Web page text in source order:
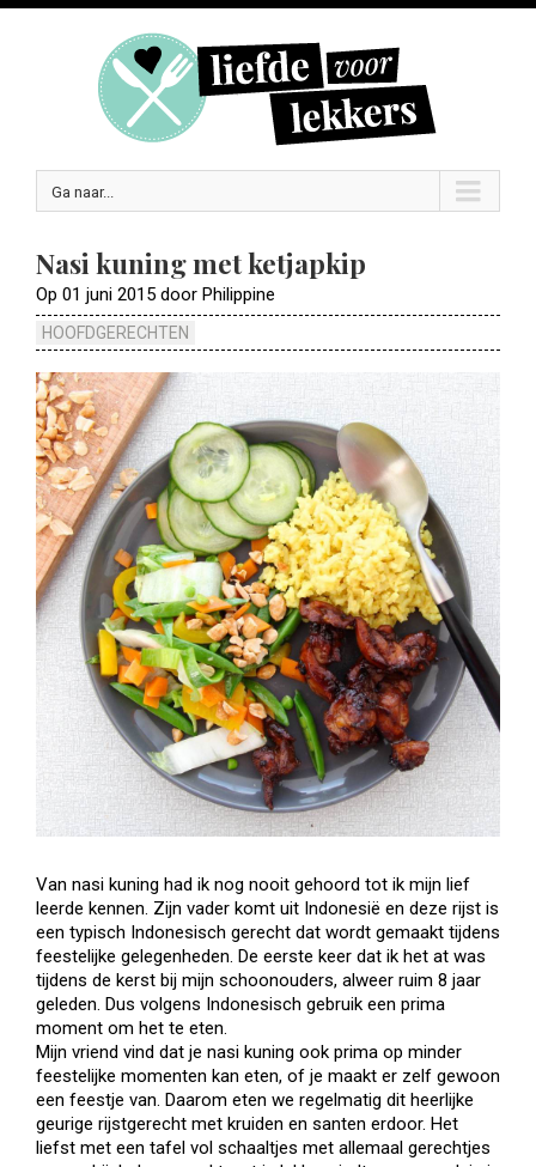
Ga naar...
Nasi kuning met ketjapkip
Op 01 juni 2015 door Philippine
HOOFDGERECHTEN
Van nasi kuning had ik nog nooit gehoord tot ik mijn lief
leerde kennen. Zijn vader komt uit Indonesië en deze rijst is
een typisch Indonesisch gerecht dat wordt gemaakt tijdens
feestelijke gelegenheden. De eerste keer dat ik het at was
tijdens de kerst bij mijn schoonouders, alweer ruim 8 jaar
geleden. Dus volgens Indonesisch gebruik een prima
moment om het te eten.
Mijn vriend vind dat je nasi kuning ook prima op minder
feestelijke momenten kan eten, of je maakt er zelf gewoon
een feestje van. Daarom eten we regelmatig dit heerlijke
geurige rijstgerecht met kruiden en santen erdoor. Het
liefst met een tafel vol schaaltjes met allemaal gerechtjes